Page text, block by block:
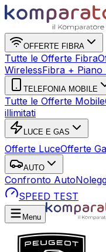
OFFERTE FIBRA
Tutte le Offerte Fibra
WirelessFibra + Piano
TELEFONIA MOBILE
Tutte le Offerte Mobile
illimitati
LUCE E GAS
Offerte LuceOfferte
AUTO
Confronto Auto
SPEED TEST
Menu